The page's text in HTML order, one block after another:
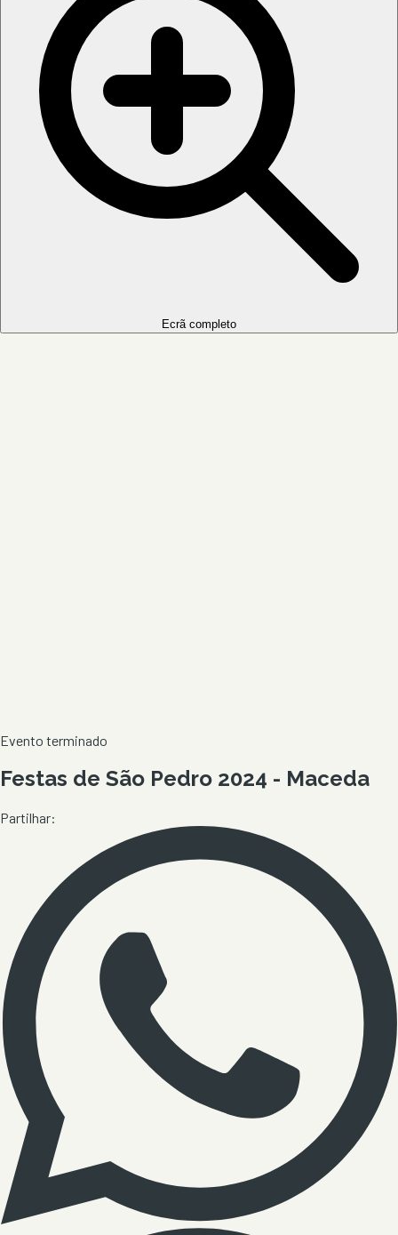
Ecrã completo
Evento terminado
Festas de São Pedro 2024 - Maceda
Partilhar: